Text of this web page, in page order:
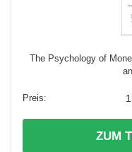
The Psychology of
ZUM